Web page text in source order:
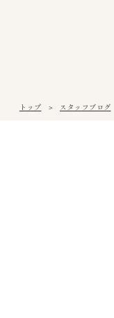
トップ スタッフブログ